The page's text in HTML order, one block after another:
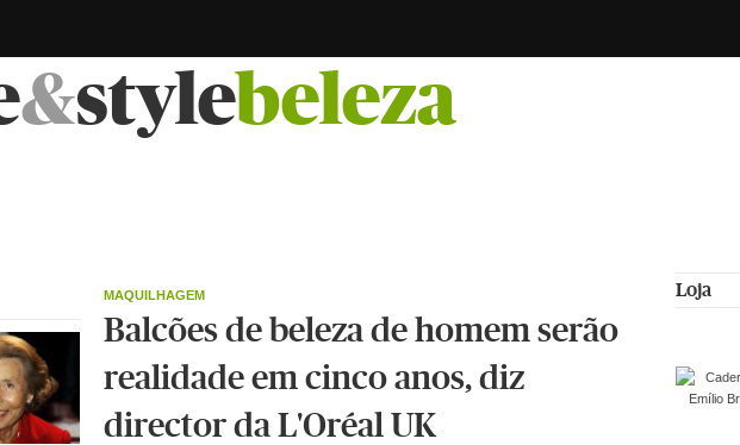
&stylebeleza
MAQUILHAGEM
Balcões de beleza de homem serão
realidade em cinco anos, diz
director da L'Oréal UK
Loja